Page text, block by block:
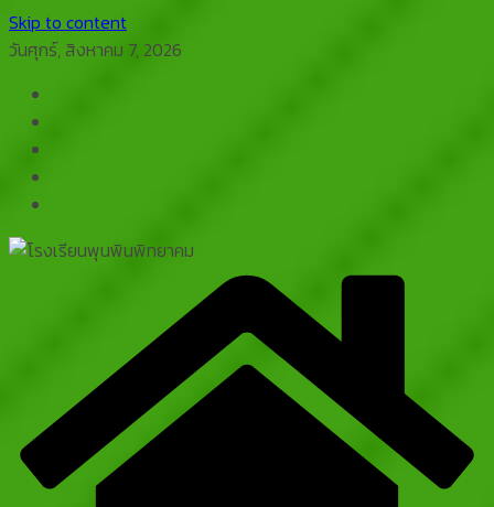
Skip to content
วันศุกร์, สิงหาคม 7, 2026